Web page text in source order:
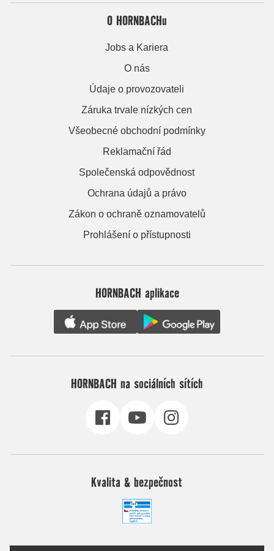
O HORNBACHu
Jobs a Kariera
O nás
Údaje o provozovateli
Záruka trvale nízkých cen
Všeobecné obchodní podmínky
Reklamační řád
Společenská odpovědnost
Ochrana údajů a právo
Zákon o ochraně oznamovatelů
Prohlášení o přístupnosti
HORNBACH aplikace
HORNBACH na sociálních sítích
Kvalita & bezpečnost